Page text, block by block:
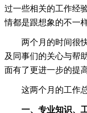
过一些相关的工作经
情都是跟想象的不一样
两个月的时间很快
及同事们的关心与帮
面有了更进一步的提高
这两个月的工作总
一、专业知识、